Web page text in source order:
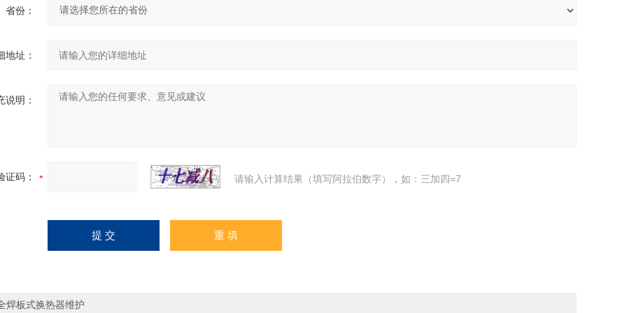
省份：
地址：
说明：
证码： 请输入计算结果（填写阿拉伯数字），如：三加四=7
焊板式换热器维护